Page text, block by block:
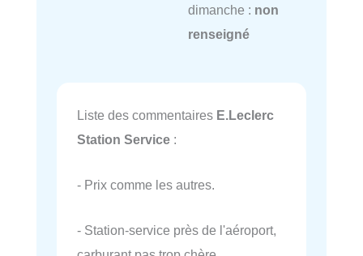
dimanche : non
renseigné
Liste des commentaires E.Leclerc
Station Service :
- Prix comme les autres.
- Station-service près de l'aéroport,